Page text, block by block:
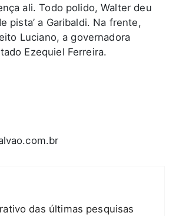
ali.Todo polido, Walter deu
pista’ a Garibaldi. Na frente,
Luciano, a governadora
Ezequiel Ferreira.
das últimas pesquisas